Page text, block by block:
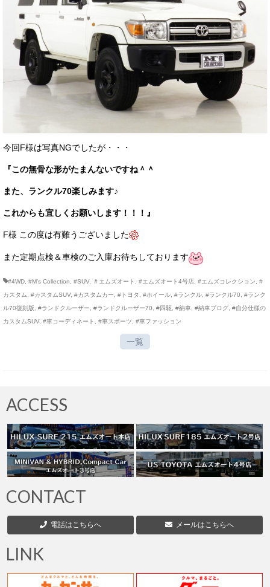
今回F様は写真NGでしたが・・・
『この無骨な形がたまんないですね＾＾
また、ランクル70楽しみます♪
これからも宜しくお願いします！！！』
F様 この度は有難うございました
また定期点検＆車検のご入庫お待ちしております
#4WD #M’s Collection #SUV, ＃エムズオート #エムズオート4号店 #エムズコレクション
#
カスタム
#カスタムSUV, #カスタムカー #トヨタ #ホイール #ランクル #ランクル70
#ランク
ル70復刻版
#ランドクルーザー #ランドクルーザー70 #四駆 #納車 #納車ブログ #自分仕様の
カスタムSUV, #車コーディネート #車スポーツ #車ファッション
一覧
ACCESS
CONTACT
電話はこちらへ メールはこちらへ
LINK